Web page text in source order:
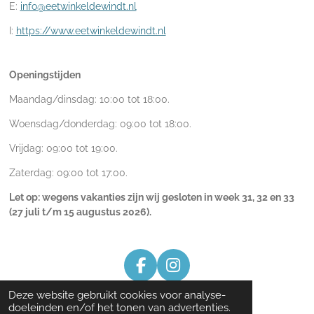
Deze website gebruikt cookies voor analyse-
doeleinden en/of het tonen van advertenties.
E: info@eetwinkeldewindt.nl
I: https://www.eetwinkeldewindt.nl
Openingstijden
Maandag/dinsdag: 10:00 tot 18:00.
Woensdag/donderdag: 09:00 tot 18:00.
Vrijdag: 09:00 tot 19:00.
Zaterdag: 09:00 tot 17:00.
Let op: wegens vakanties zijn wij gesloten in week31, 32 en 33
(27 juli t/m 15 augustus 2026).
F
a
c
I
s
R
1 2 3 4 5
S
t